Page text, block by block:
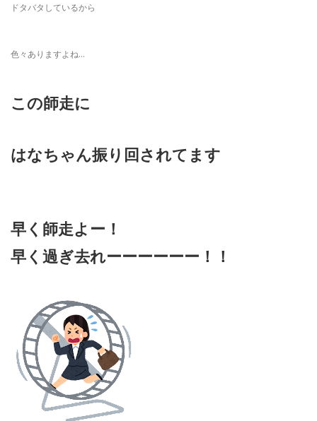
ドタバタしているから
色々ありますよね…
この師走に
はなちゃん振り回されてます
早く師走よー！
早く過ぎ去れーーーーーー！！